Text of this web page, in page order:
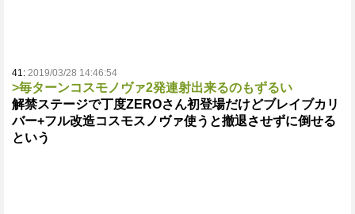
41: 2019/03/28 14:46:54
>毎ターンコスモノヴァ2発連射出来るのもずるい
解禁ステージで丁度ZEROさん初登場だけどブレイブカリ
バー+フル改造コスモスノヴァ使うと撤退させずに倒せる
という